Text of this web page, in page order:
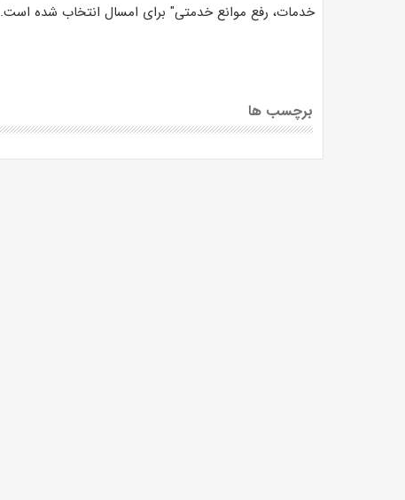
خدمات، رفع موانع خدمتی" برای امسال انتخاب شده است.
برچسب ها